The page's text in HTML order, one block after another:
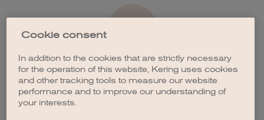
Cookie consent
In addition to the cookies that are strictly necessary
for the operation of this website, Kering uses cookies
and other tracking tools to measure our website
performance and to improve our understanding of
your interests.